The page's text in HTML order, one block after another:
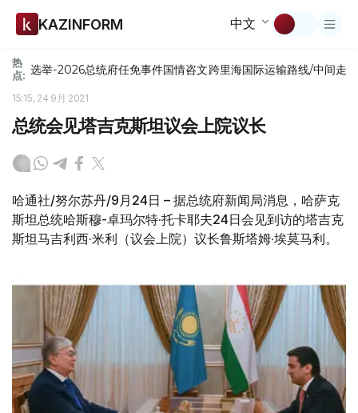
KAZINFORM 中文
热
点: 选举-2026总统府任免事件国情咨文跨里海国际运输路线/中间走廊
15:15, 24 9月 2021
总统会见塔吉克斯坦议会上院议长
哈通社/努尔苏丹/9月24日 – 据总统府新闻局消息，哈萨克
斯坦总统哈斯穆-卓玛尔特·托卡耶夫24日会见到访的塔吉克
斯坦马吉利西·米利（议会上院）议长鲁斯塔姆·埃莫马利。